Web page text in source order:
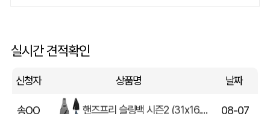
실시간 견적확인
신청자 상품명 날짜
송OO 08-07